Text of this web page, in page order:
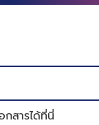
กสารได้ที่นี่